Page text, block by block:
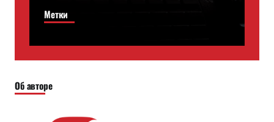
Метки
Об авторе